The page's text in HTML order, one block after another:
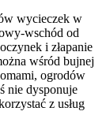
wycieczek w
wschód od
i złapanie
wśród bujnej
ogrodów
nie dysponuje
z usług